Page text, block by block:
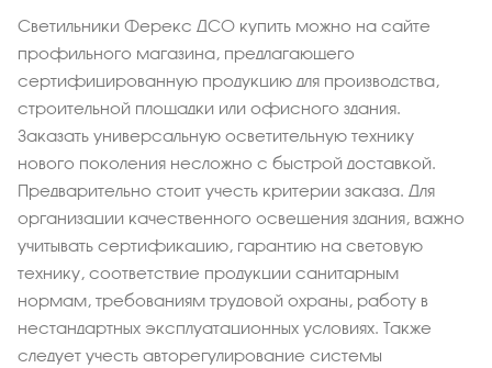
Светильники Ферекс ДСО купить можно на сайте
профильного магазина, предлагающего
сертифицированную продукцию для производства,
строительной площадки или офисного здания.
Заказать универсальную осветительную технику
нового поколения несложно с быстрой доставкой.
Предварительно стоит учесть критерии заказа. Для
организации качественного освещения здания, важно
учитывать сертификацию, гарантию на световую
технику, соответствие продукции санитарным
нормам, требованиям трудовой охраны, работу в
нестандартных эксплуатационных условиях. Также
следует учесть авторегулирование системы